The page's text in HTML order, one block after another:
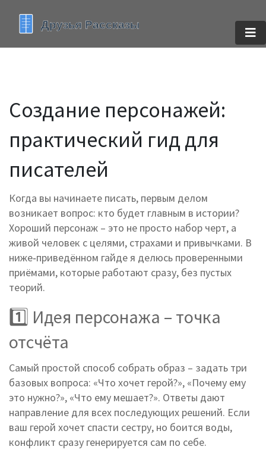
Создание персонажей:
практический гид для
писателей
Когда вы начинаете писать, первым делом
возникает вопрос: кто будет главным в истории?
Хороший персонаж – это не просто набор черт, а
живой человек с целями, страхами и привычками. В
ниже‑приведённом гайде я делюсь проверенными
приёмами, которые работают сразу, без пустых
теорий.
1️⃣ Идея персонажа – точка
отсчёта
Самый простой способ собрать образ – задать три
базовых вопроса: «Что хочет герой?», «Почему ему
это нужно?», «Что ему мешает?». Ответы дают
направление для всех последующих решений. Если
ваш герой хочет спасти сестру, но боится воды,
конфликт сразу генерируется сам по себе.